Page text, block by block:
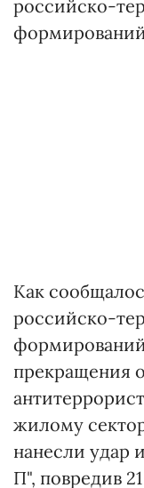
российско-
Как
российско-
прекращения
жилому
нанесли удар
П", повредив